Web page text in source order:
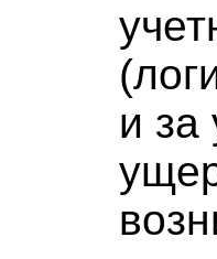
и за